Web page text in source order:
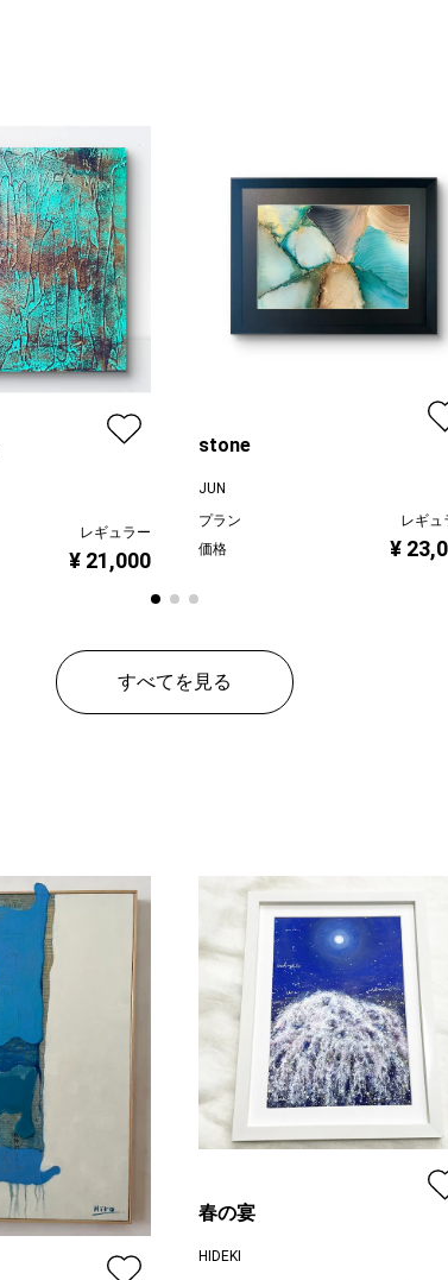
レギュラー
¥ 21,000
stone
JUN
プラン
レギュ
価格
¥
すべてを見る
春の宴
HIDEKI